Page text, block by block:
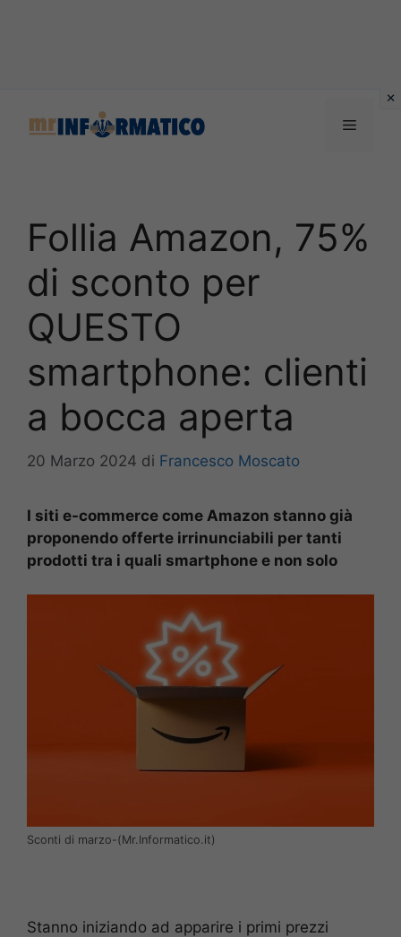
Menu
Follia Amazon, 75%
di sconto per
QUESTO
smartphone: clienti
a bocca aperta
20 Marzo 2024 di Francesco Moscato
I siti e-commerce come Amazon stanno già
proponendo offerte irrinunciabili per tanti
prodotti tra i quali smartphone e non solo
Sconti di marzo-(Mr.Informatico.it)
Stanno iniziando ad apparire i primi prezzi